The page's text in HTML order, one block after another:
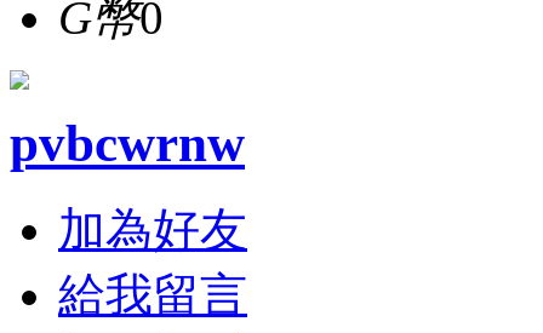
G幣0
pvbcwrnw
加為好友
給我留言